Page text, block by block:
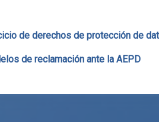
de derechos de protección de
de reclamación ante la AEPD